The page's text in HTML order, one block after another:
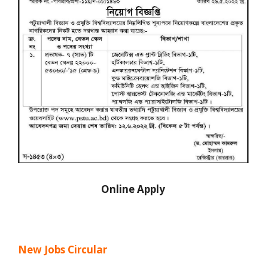
Online Apply
New Jobs Circular